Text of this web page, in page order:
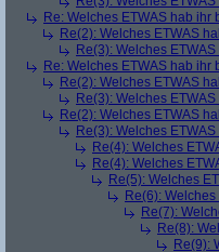
Re: Welches ETWAS hab ihr
Re(2): Welches ETWAS
Re(3): Welches
Re: Welches ETWAS hab ihr
Re(2): Welches ETWAS
Re(3): Welches
Re(2): Welches ETWAS
Re(3): Welches
Re(4): Welches
Re(4): Welches
Re(5): Welches
Re(6):
Re(7):
Re(8):
Re(9):